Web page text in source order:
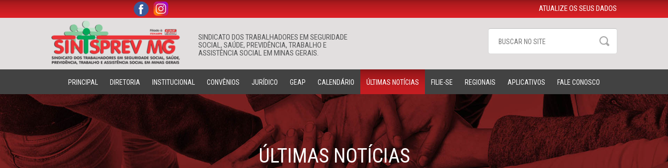
SINDICATO DOS TRABALHADORES EM SEGURIDADE
SOCIAL, SAÚDE, PREVIDÊNCIA, TRABALHO E
ASSISTÊNCIA SOCIAL EM MINAS GERAIS.
Buscar
. . ATUALIZE OS SEUS DADOS
PRINCIPAL DIRETORIA INSTITUCIONAL CONVÊNIOS JURÍDICO GEAP CALENDÁRIO ÚLTIMAS NOTÍCIAS FILIE-SE REGIONAIS APLICATIVOS FALE CONOSCO
ÚLTIMAS NOTÍCIAS